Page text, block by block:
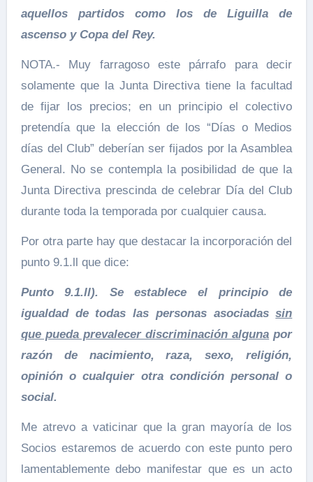
aquellos partidos como los de Liguilla de
ascenso y Copa del Rey.
NOTA.- Muy farragoso este párrafo para decir
solamente que la Junta Directiva tiene la facultad
de fijar los precios; en un principio el colectivo
pretendía que la elección de los “Días o Medios
días del Club” deberían ser fijados por la Asamblea
General. No se contempla la posibilidad de que la
Junta Directiva prescinda de celebrar Día del Club
durante toda la temporada por cualquier causa.
Por otra parte hay que destacar la incorporación del
punto 9.1.ll que dice:
Punto 9.1.ll). Se establece el principio de
igualdad de todas las personas asociadassin
que pueda prevalecer discriminación alguna por
razón de nacimiento, raza, sexo, religión,
opinión o cualquier otra condición personal o
social.
Me atrevo a vaticinar que la gran mayoría de los
Socios estaremos de acuerdo con este punto pero
lamentablemente debo manifestar que es un acto